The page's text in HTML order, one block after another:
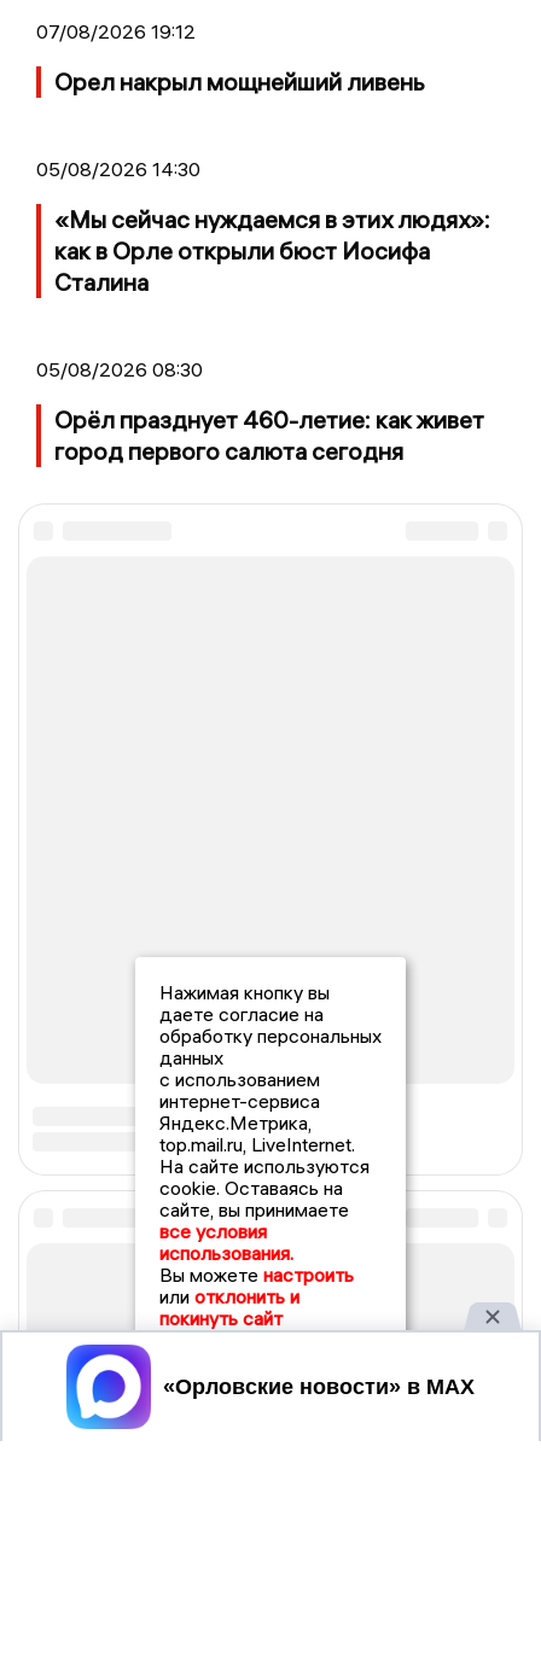
07/08/2026 19:12
Орел накрыл мощнейший ливень
05/08/2026 14:30
«Мы сейчас нуждаемся в этих людях»:
как в Орле открыли бюст Иосифа
Сталина
05/08/2026 08:30
Орёл празднует 460-летие: как живет
город первого салюта сегодня
Нажимая кнопку вы
даете согласие на
обработку персональных
данных
с использованием
интернет-сервиса
Яндекс.Метрика,
top.mail.ru, LiveInternet.
На сайте используются
cookie. Оставаясь на
сайте, вы принимаете
все условия
использования.
Вы можете настроить
или отклонить и
покинуть сайт
Принять